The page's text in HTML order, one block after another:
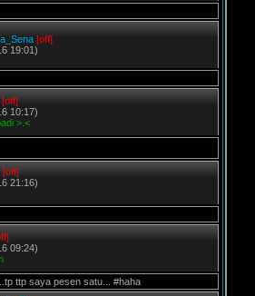
[off]
19:01)
[off]
10:17)
>.<
[off]
21:16)
09:24)
ttp saya pesen satu... #haha